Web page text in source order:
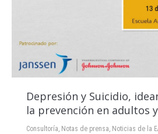
Depresión y Suicidio,
la prevención en adultos
Consultoría, Notas de prensa, Noticias de la